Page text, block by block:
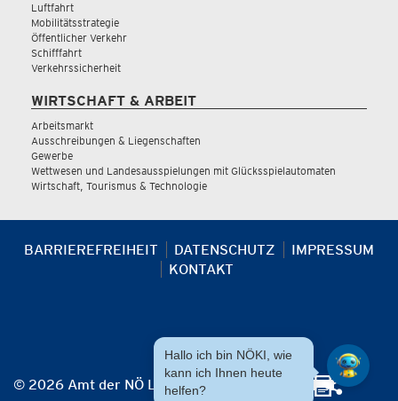
Luftfahrt
Mobilitätsstrategie
Öffentlicher Verkehr
Schifffahrt
Verkehrssicherheit
WIRTSCHAFT & ARBEIT
Arbeitsmarkt
Ausschreibungen & Liegenschaften
Gewerbe
Wettwesen und Landesausspielungen mit Glücksspielautomaten
Wirtschaft, Tourismus & Technologie
BARRIEREFREIHEIT DATENSCHUTZ
IMPRESSUM
KONTAKT
© 2026 Amt der NÖ Landesregierung
Hallo ich bin NÖKI, wie
kann ich Ihnen heute
helfen?